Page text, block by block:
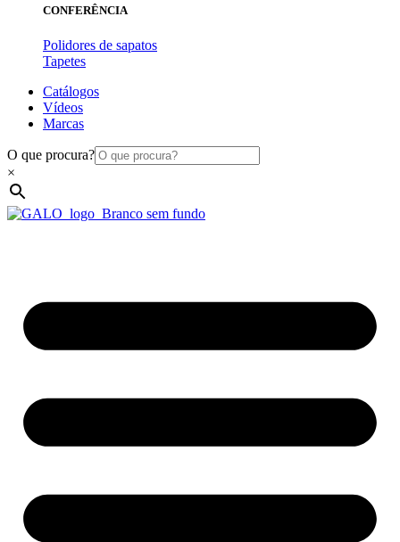
CONFERÊNCIA
Polidores de sapatos
Tapetes
Catálogos
Vídeos
Marcas
O que procura?
×